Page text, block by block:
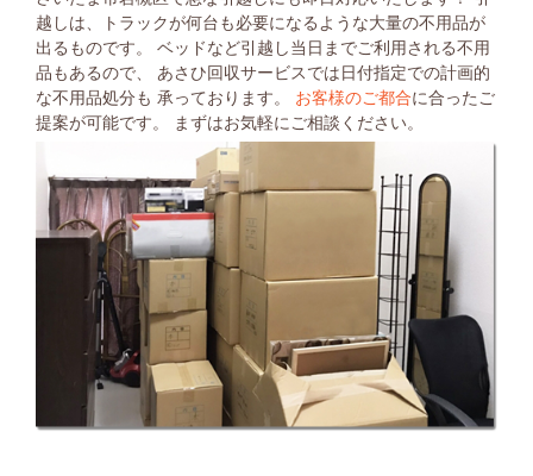
越しは、トラックが何台も必要になるような大量の不用品が
出るものです。
ベッドなど引越し当日までご利用される不用
品もあるので、
あさひ回収サービスでは日付指定での計画的
な不用品処分も 承っております。 お客様のご都合に合ったご
提案が可能です。
まずはお気軽にご相談ください。